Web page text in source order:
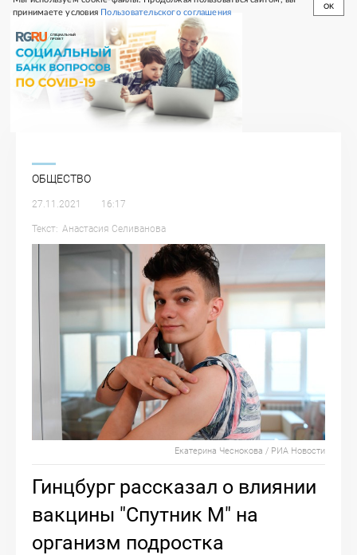
принимаете условия Пользовательского соглашения
OK
СПЕЦИАЛЬНЫЙ
ПРОЕКТ
ОБЩЕСТВО
27.11.2021 16:17
Текст: Анастасия Селиванова
Екатерина Чеснокова / РИА Новости
Гинцбург рассказал о влиянии
вакцины "Спутник M" на
организм подростка